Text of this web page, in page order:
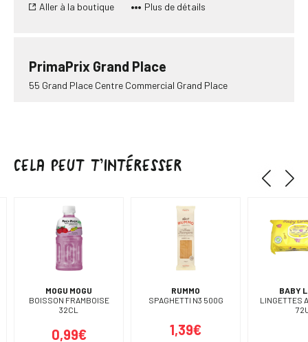
Aller à la boutique
Plus de détails
PrimaPrix Grand Place
55 Grand Place Centre Commercial Grand Place
Fermé maintenant
Aller à la boutique
Plus de détails
PrimaPrix Levallois
CELA PEUT T’INTÉRESSER
MOGU MOGU
BOISSON FRAMBOISE
32CL
0,99€
RUMMO
SPAGHETTI N3 500G
1,39€
BABY
LINGETTES